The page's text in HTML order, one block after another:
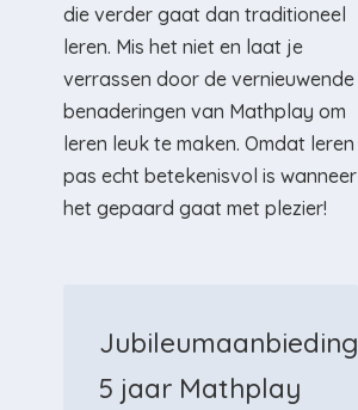
die verder gaat dan traditioneel
leren. Mis het niet en laat je
verrassen door de vernieuwende
benaderingen van Mathplay om
leren leuk te maken. Omdat leren
pas echt betekenisvol is wanneer
het gepaard gaat met plezier!
Jubileumaanbieding
5 jaar Mathplay